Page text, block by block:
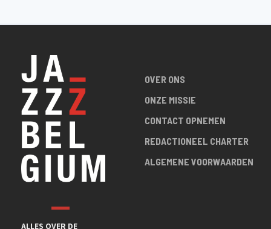
ALLES OVER DE
OVER ONS
ONZE MISSIE
CONTACT OPNEMEN
REDACTIONEEL CHARTER
ALGEMENE VOORWAARDEN